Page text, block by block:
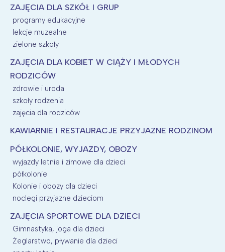
ZAJĘCIA DLA SZKÓŁ I GRUP
programy edukacyjne
lekcje muzealne
zielone szkoły
ZAJĘCIA DLA KOBIET W CIĄŻY I MŁODYCH
RODZICÓW
zdrowie i uroda
szkoły rodzenia
zajęcia dla rodziców
KAWIARNIE I RESTAURACJE PRZYJAZNE RODZINOM
PÓŁKOLONIE, WYJAZDY, OBOZY
wyjazdy letnie i zimowe dla dzieci
półkolonie
Kolonie i obozy dla dzieci
noclegi przyjazne dzieciom
ZAJĘCIA SPORTOWE DLA DZIECI
Gimnastyka, joga dla dzieci
Żeglarstwo, pływanie dla dzieci